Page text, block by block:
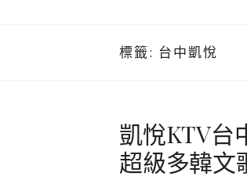
標籤: 台中凱悅
凱悅KTV台
超級多韓文